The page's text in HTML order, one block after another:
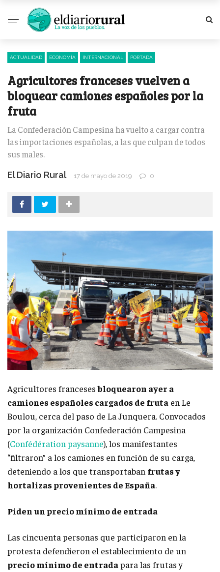
ACTUALIDAD ECONOMÍA INTERNACIONAL PORTADA
Agricultores franceses vuelven a
bloquear camiones españoles por la
fruta
La Confederación Campesina ha vuelto a cargar contra
las importaciones españolas, a las que culpan de todos
sus males.
El Diario Rural 17 de mayo de 2019 0
Agricultores francesesbloquearon ayer a
camiones españoles cargados de fruta en Le
Boulou, cerca del paso de La Junquera. Convocados
por la organización Confederación Campesina
(Confédération paysanne), los manifestantes
“filtraron” a los camiones en función de su carga,
deteniendo a los que transportaban frutas y
hortalizas provenientes de España.
Piden un precio mínimo de entrada
Las cincuenta personas que participaron en la
protesta defendieron el establecimiento de un
precio mínimo de entradapara las frutas y